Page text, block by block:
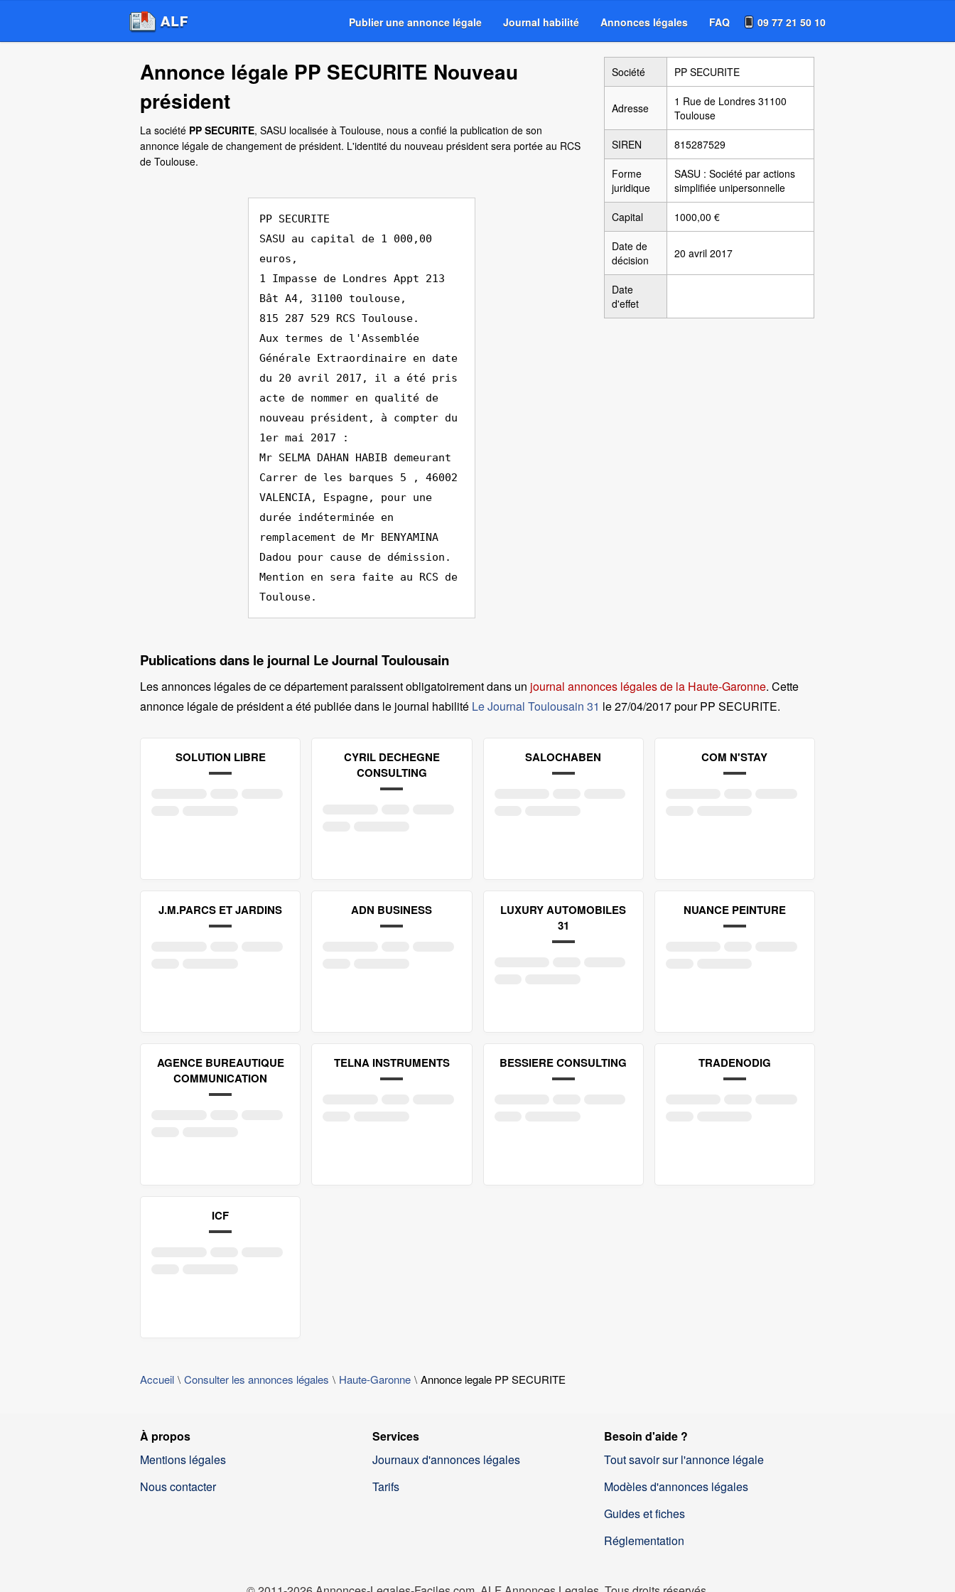
Publier une annonce légale Journal habilité Annonces légales FAQ 09 77 21 50 10
Annonce légale PP SECURITE Nouveau
président
La société PP SECURITE, SASU localisée à Toulouse, nous a confié la publication de son
annonce légale de changement de président. L'identité du nouveau président sera portée au RCS
de Toulouse.
PP SECURITE
SASU au capital de 1 000,00
euros,
1 Impasse de Londres Appt 213
Bât A4, 31100 toulouse,
815 287 529 RCS Toulouse.
Aux termes de l'Assemblée
Générale Extraordinaire en date
du 20 avril 2017, il a été pris
acte de nommer en qualité de
nouveau président, à compter du
1er mai 2017 :
Mr SELMA DAHAN HABIB demeurant
Carrer de les barques 5 , 46002
VALENCIA, Espagne, pour une
durée indéterminée en
remplacement de Mr BENYAMINA
Dadou pour cause de démission.
Mention en sera faite au RCS de
Toulouse.
Société PP SECURITE
Adresse
1 Rue de Londres 31100
Toulouse
SIREN 815287529
Forme
juridique
SASU : Société par actions
simplifiée unipersonnelle
Capital 1000,00 €
Date de
décision
20 avril 2017
Date
d'effet
Publications dans le journal Le Journal Toulousain
Les annonces légales de ce département paraissent obligatoirement dans un journal annonces légales de la Haute-Garonne. Cette
annonce légale de président a été publiée dans le journal habilité Le Journal Toulousain 31 le27/04/2017 pour PP SECURITE.
SOLUTION LIBRE
CYRIL DECHEGNE
CONSULTING
SALOCHABEN COM N'STAY
J.M.PARCS ET JARDINS ADN BUSINESS
LUXURY AUTOMOBILES
31
NUANCE PEINTURE
AGENCE BUREAUTIQUE
COMMUNICATION
TELNA INSTRUMENTS BESSIERE CONSULTING TRADENODIG
ICF
Accueil Consulter les annonces légales Haute-Garonne Annonce legale PP SECURITE
À propos
Mentions légales
Nous contacter
Services
Journaux d'annonces légales
Tarifs
Besoin d'aide ?
Tout savoir sur l'annonce légale
Modèles d'annonces légales
Guides et fiches
Réglementation